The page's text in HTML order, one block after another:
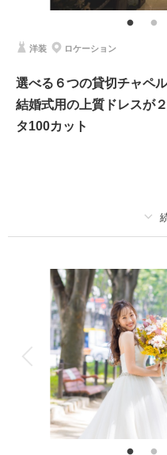
す。ヘアメイク撮影同行（移動費
＊まるで挙式当日のような特別な
撮影はホテルモントレ仙台の館内
中、凛とした美しい一枚を残せま
白無垢や色打掛など、本番さなが
洋装 ロケーション
選べる６つの貸切チャペ
結婚式用の上質ドレスが
タ100カット
撮影料 新
着付け ヘ
アルバム デー
衣装追加
家族と撮影 家族用
そ
列席衣裳レンタルの場合は追加料
料金が発生する場合があります。